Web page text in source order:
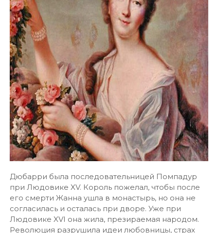
Дюбарри была последовательницей Помпадур
при Людовике XV. Король пожелал, чтобы после
его смерти Жанна ушла в монастырь, но она не
согласилась и осталась при дворе. Уже при
Людовике XVI она жила, презираемая народом.
Революция разрушила идеи любовницы, страх